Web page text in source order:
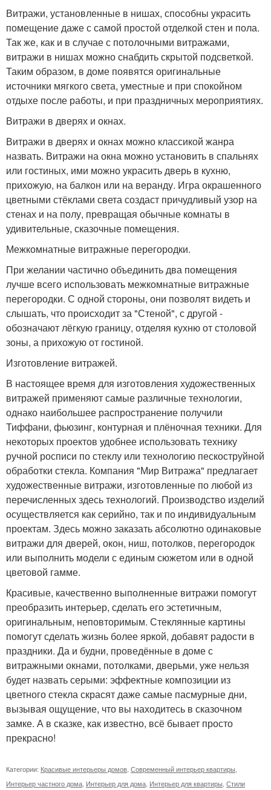
Витражи, установленные в нишах, способны украсить
помещение даже с самой простой отделкой стен и пола.
Так же, как и в случае с потолочными витражами,
витражи в нишах можно снабдить скрытой подсветкой.
Таким образом, в доме появятся оригинальные
источники мягкого света, уместные и при спокойном
отдыхе после работы, и при праздничных мероприятиях.
Витражи в дверях и окнах.
Витражи в дверях и окнах можно классикой жанра
назвать. Витражи на окна можно установить в спальнях
или гостиных, ими можно украсить дверь в кухню,
прихожую, на балкон или на веранду. Игра окрашенного
цветными стёклами света создаст причудливый узор на
стенах и на полу, превращая обычные комнаты в
удивительные, сказочные помещения.
Межкомнатные витражные перегородки.
При желании частично объединить два помещения
лучше всего использовать межкомнатные витражные
перегородки. С одной стороны, они позволят видеть и
слышать, что происходит за "Стеной", с другой -
обозначают лёгкую границу, отделяя кухню от столовой
зоны, а прихожую от гостиной.
Изготовление витражей.
В настоящее время для изготовления художественных
витражей применяют самые различные технологии,
однако наибольшее распространение получили
Тиффани, фьюзинг, контурная и плёночная техники. Для
некоторых проектов удобнее использовать технику
ручной росписи по стеклу или технологию пескоструйной
обработки стекла. Компания "Мир Витража" предлагает
художественные витражи, изготовленные по любой из
перечисленных здесь технологий. Производство изделий
осуществляется как серийно, так и по индивидуальным
проектам. Здесь можно заказать абсолютно одинаковые
витражи для дверей, окон, ниш, потолков, перегородок
или выполнить модели с единым сюжетом или в одной
цветовой гамме.
Красивые, качественно выполненные витражи помогут
преобразить интерьер, сделать его эстетичным,
оригинальным, неповторимым. Стеклянные картины
помогут сделать жизнь более яркой, добавят радости в
праздники. Да и будни, проведённые в доме с
витражными окнами, потолками, дверьми, уже нельзя
будет назвать серыми: эффектные композиции из
цветного стекла скрасят даже самые пасмурные дни,
вызывая ощущение, что вы находитесь в сказочном
замке. А в сказке, как известно, всё бывает просто
прекрасно!
Категории: Красивые интерьеры домов Современный интерьер квартиры
Интерьер частного дома Интерьер для дома Интерьер для квартиры Стили